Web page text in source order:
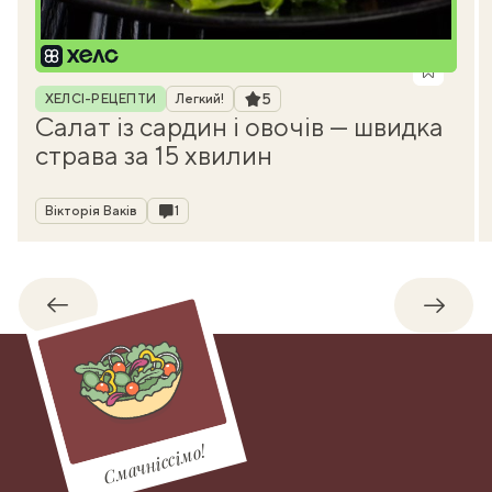
Рубрика
ХЕЛСІ-РЕЦЕПТИ Легкий! Рейтинг
5
Салат із сардин і овочів — швидка
страва за 15 хвилин
Автор
Вікторія Ваків Коментарі
1
Назад
Смачніссімо!